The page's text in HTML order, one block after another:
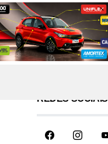
REDES SOCIAIS